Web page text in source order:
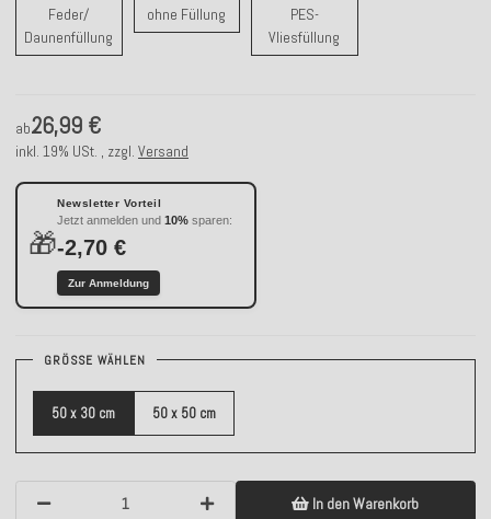
Feder/
Daunenfüllung Feder/ Daunenfüllung
ohne Füllung ohne FüllungPES-
Vliesfüllung
ab26,99 €
inkl. 19% USt. , zzgl. Versand
🎁
Newsletter Vorteil
Jetzt anmelden und 10% sparen:
-2,70 €
Zur Anmeldung
GRÖSSE WÄHLEN
50 x 30 cm 50 x 50 cm
In den Warenkorb